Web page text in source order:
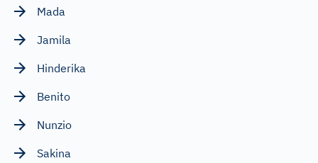
Mada
Jamila
Hinderika
Benito
Nunzio
Sakina